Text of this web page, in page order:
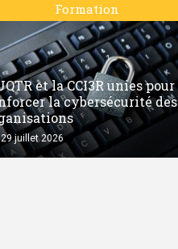
Formation
et la CCI3R unies pour
la cybersécurité des
29 juillet 2026